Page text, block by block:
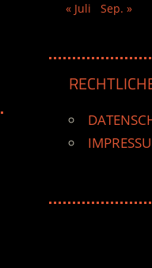
« Juli
Sep. »